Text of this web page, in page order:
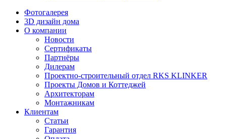
Фотогалерея
3D дизайн дома
О компании
Новости
Сертификаты
Партнёры
Дилерам
Проектно-строительный отдел RKS KLINKER
Проекты Домов и Коттеджей
Архитекторам
Монтажникам
Клиентам
Статьи
Гарантия